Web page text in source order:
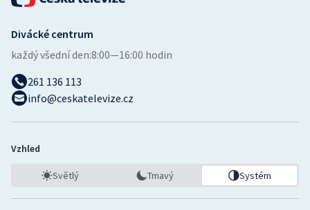
Divácké centrum
každý všední den:8:00—16:00 hodin
261 136 113
info@ceskatelevize.cz
Vzhled
Světlý Tmavý Systém